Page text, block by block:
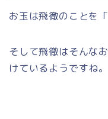
お玉は飛徹のことを
そして飛徹はそんな
けているようですね。